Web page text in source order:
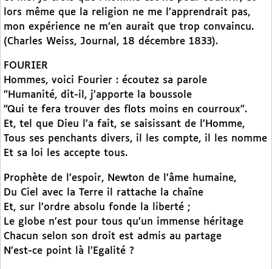
lors même que la religion ne me l’apprendrait pas,
mon expérience ne m’en aurait que trop convaincu.
(Charles Weiss, Journal, 18 décembre 1833).
FOURIER
Hommes, voici Fourier : écoutez sa parole
"Humanité, dit-il, j’apporte la boussole
"Qui te fera trouver des flots moins en courroux".
Et, tel que Dieu l’a fait, se saisissant de l’Homme,
Tous ses penchants divers, il les compte, il les nomme
Et sa loi les accepte tous.
Prophète de l’espoir, Newton de l’âme humaine,
Du Ciel avec la Terre il rattache la chaîne
Et, sur l’ordre absolu fonde la liberté ;
Le globe n’est pour tous qu’un immense héritage
Chacun selon son droit est admis au partage
N’est-ce point là l’Egalité ?